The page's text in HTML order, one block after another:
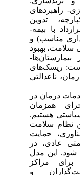
راهبردهای
تدوین
با بیمه-
مناسب) و
بهبود
ریسک‌های
ناعدالتی
درمان در
همزمان
هستیم.
نظام سلامت
حمایت
عادی، در
این مدل
مراکز
و